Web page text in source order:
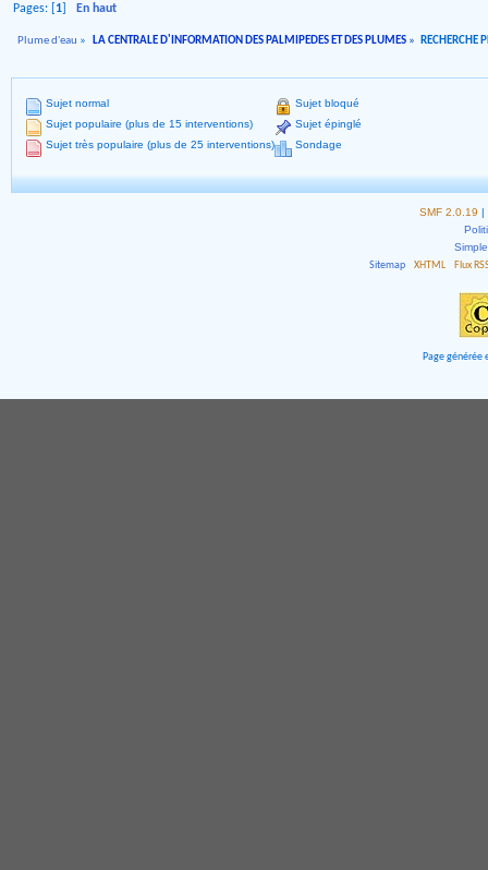
Pages: [ 1 En haut
Plume d'eau » LA CENTRALE D'INFORMATION DES PALMIPEDES ET DES PLUMES » RECHERCHE
Sujet normal
Sujet populaire (plus de 15 interventions)
Sujet très populaire (plus de 25 interventions)
Sujet bloqué
Sujet épinglé
Sondage
SMF 2.0.19 |
Sitemap
XHTML Flux
Page générée